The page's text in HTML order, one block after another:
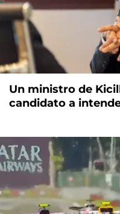
Un ministro de
candidato a